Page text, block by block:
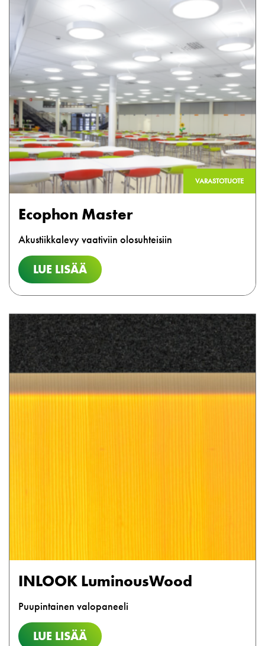
VARASTOTUOTE
Ecophon Master
Akustiikkalevy vaativiin olosuhteisiin
LUE LISÄÄ
INLOOK LuminousWood
Puupintainen valopaneeli
LUE LISÄÄ